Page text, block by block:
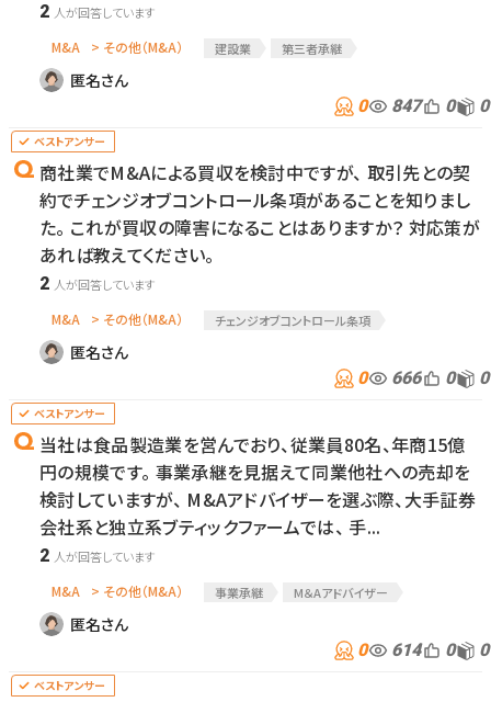
2
M&A > その他（M&A） 建設業 第三者承継
匿名さん
0 847 0 0
商社業でM&Aによる買収を検討中ですが、 取引先との契
約でチェンジオブコントロール条項があることを知りまし
た。 これが買収の障害になることはありますか？ 対応策が
あれば教えてください。
2
M&A > その他（M&A） チェンジオブコントロール条項
匿名さん
0 666 0 0
当社は食品製造業を営んでおり、従業員80名、年商15億
円の規模です。 事業承継を見据えて同業他社への売却を
検討していますが、 M&Aアドバイザーを選ぶ際、大手証券
会社系と独立系ブティックファームでは、 手...
2
M&A > その他（M&A） 事業承継 M＆Aアドバイザー
匿名さん
0 614 0 0